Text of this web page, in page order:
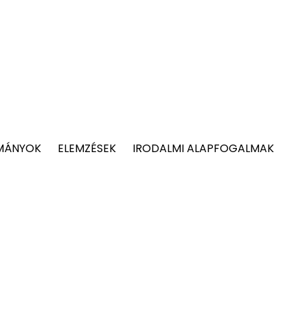
ELEMZÉSEK IRODALMI ALAPFOGALMAK